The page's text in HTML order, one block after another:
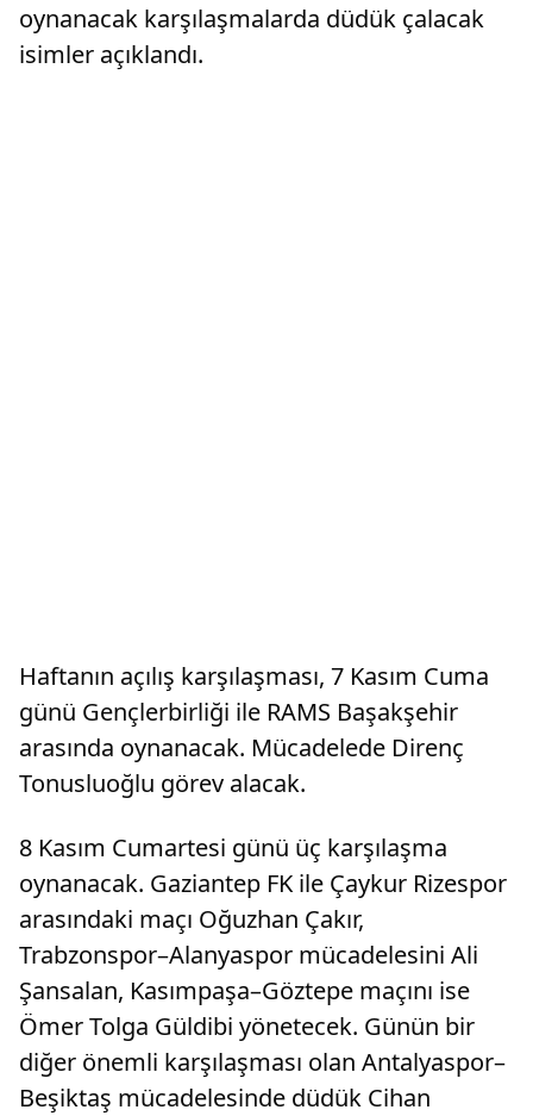
oynanacak karşılaşmalarda düdük çalacak
isimler açıklandı.
Haftanın açılış karşılaşması, 7 Kasım Cuma
günü Gençlerbirliği ile RAMS Başakşehir
arasında oynanacak. Mücadelede Direnç
Tonusluoğlu görev alacak.
8 Kasım Cumartesi günü üç karşılaşma
oynanacak. Gaziantep FK ile Çaykur Rizespor
arasındaki maçı Oğuzhan Çakır,
Trabzonspor–Alanyaspor mücadelesini Ali
Şansalan, Kasımpaşa–Göztepe maçını ise
Ömer Tolga Güldibi yönetecek. Günün bir
diğer önemli karşılaşması olan Antalyaspor–
Beşiktaş mücadelesinde düdük Cihan